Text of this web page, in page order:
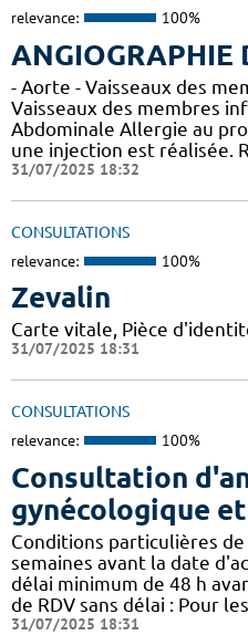
relevance: 100%
ANGIOGRAPHIE
- Aorte - Vaisseaux des
Vaisseaux des membres
Abdominale Allergie au
une injection est réalisée.
31/07/2025 18:32
CONSULTATIONS
relevance: 100%
Zevalin
Carte vitale, Pièce
31/07/2025 18:31
CONSULTATIONS
relevance: 100%
Consultation
gynécologique
Conditions particulières de
semaines avant la date
délai minimum de 48 h
de RDV sans délai : Pour
31/07/2025 18:31